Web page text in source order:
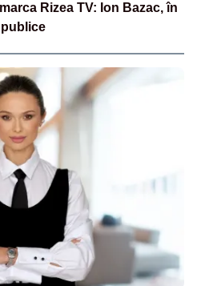
Rizea TV: Ion Bazac, în